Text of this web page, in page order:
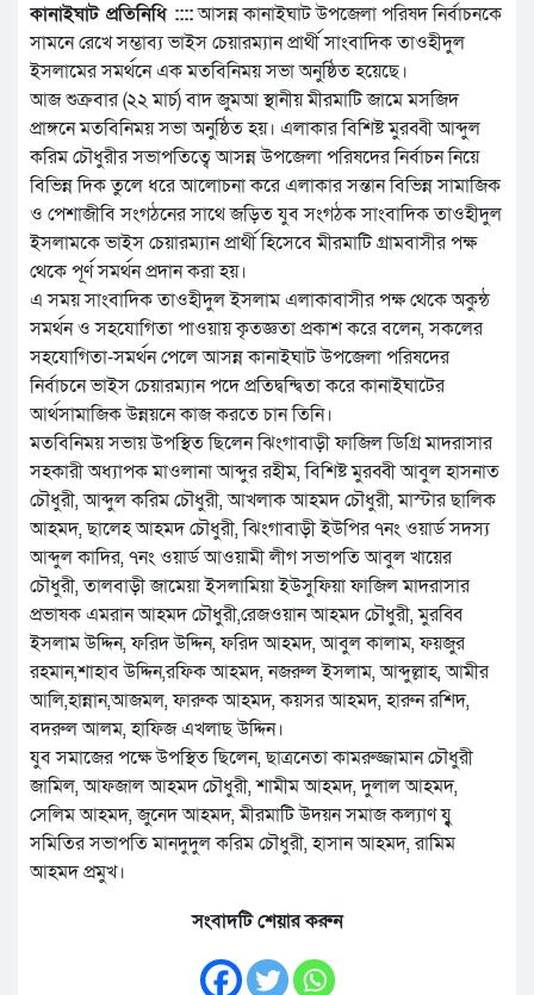
কানাইঘাট প্রতিনিধি ::::আসন্ন কানাইঘাট উপজেলা পরিষদ নির্বাচনকে
সামনে রেখে সম্ভাব্য ভাইস চেয়ারম্যান প্রার্থী সাংবাদিক তাওহীদুল
ইসলামের সমর্থনে এক মতবিনিময় সভা অনুষ্ঠিত হয়েছে।
আজ শুক্রবার (২২ মার্চ) বাদ জুমআ স্থানীয় মীরমাটি জামে মসজিদ
প্রাঙ্গনে মতবিনিময় সভা অনুষ্ঠিত হয়। এলাকার বিশিষ্ট মুরব্বী আব্দুল
করিম চৌধুরীর সভাপতিত্বে আসন্ন উপজেলা পরিষদের নির্বাচন নিয়ে
বিভিন্ন দিক তুলে ধরে আলোচনা করে এলাকার সন্তান বিভিন্ন সামাজিক
ও পেশাজীবি সংগঠনের সাথে জড়িত যুব সংগঠক সাংবাদিক তাওহীদুল
ইসলামকে ভাইস চেয়ারম্যান প্রার্থী হিসেবে মীরমাটি গ্রামবাসীর পক্ষ
থেকে পূর্ণ সমর্থন প্রদান করা হয়।
এ সময় সাংবাদিক তাওহীদুল ইসলাম এলাকাবাসীর পক্ষ থেকে অকুন্ঠ
সমর্থন ও সহযোগিতা পাওয়ায় কৃতজ্ঞতা প্রকাশ করে বলেন, সকলের
সহযোগিতা-সমর্থন পেলে আসন্ন কানাইঘাট উপজেলা পরিষদের
নির্বাচনে ভাইস চেয়ারম্যান পদে প্রতিদ্বন্দ্বিতা করে কানাইঘাটের
আর্থসামাজিক উন্নয়নে কাজ করতে চান তিনি।
মতবিনিময় সভায় উপস্থিত ছিলেন ঝিংগাবাড়ী ফাজিল ডিগ্রি মাদরাসার
সহকারী অধ্যাপক মাওলানা আব্দুর রহীম, বিশিষ্ট মুরব্বী আবুল হাসনাত
চৌধুরী, আব্দুল করিম চৌধুরী, আখলাক আহমদ চৌধুরী, মাস্টার ছালিক
আহমদ, ছালেহ আহমদ চৌধুরী, ঝিংগাবাড়ী ইউপির ৭নং ওয়ার্ড সদস্য
আব্দুল কাদির, ৭নং ওয়ার্ড আওয়ামী লীগ সভাপতি আবুল খায়ের
চৌধুরী, তালবাড়ী জামেয়া ইসলামিয়া ইউসুফিয়া ফাজিল মাদরাসার
প্রভাষক এমরান আহমদ চৌধুরী,রেজওয়ান আহমদ চৌধুরী, মুরব্বি
ইসলাম উদ্দিন, ফরিদ উদ্দিন, ফরিদ আহমদ, আবুল কালাম, ফয়জুর
রহমান,শাহাব উদ্দিন,রফিক আহমদ, নজরুল ইসলাম, আব্দুল্লাহ, আমীর
আলি,হান্নান,আজমল, ফারুক আহমদ, কয়সর আহমদ, হারুন রশিদ,
বদরুল আলম, হাফিজ এখলাছ উদ্দিন।
যুব সমাজের পক্ষে উপস্থিত ছিলেন, ছাত্রনেতা কামরুজ্জামান চৌধুরী
জামিল, আফজাল আহমদ চৌধুরী, শামীম আহমদ, দুলাল আহমদ,
সেলিম আহমদ, জুনেদ আহমদ, মীরমাটি উদয়ন সমাজ কল্যাণ য্বু
সমিতির সভাপতি মানদুদুল করিম চৌধুরী, হাসান আহমদ, রামিম
আহমদ প্রমুখ।
সংবাদটি শেয়ার করুন